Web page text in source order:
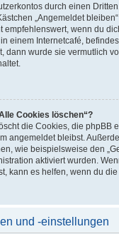
durch einen
„Angemeldet
empfehlenswert, wenn du
einem Internetcafé,
dann wurde sie vermutlich
Cookies löschen“?
die Cookies, die phpBB
angemeldet bleibst.
wie beispielsweise den
aktiviert wurden.
kann es helfen, wenn du
und -einstellungen